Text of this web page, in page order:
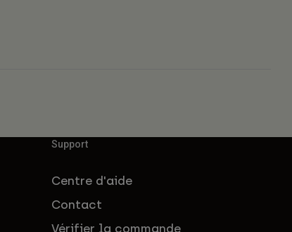
Support
Centre d'aide
Contact
Vérifier la commande